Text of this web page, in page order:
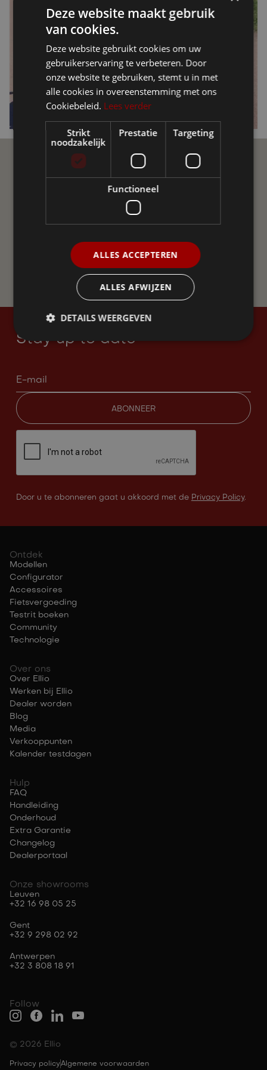
Ellio Community
Join de Ellio Community op sociale media! Een
onafhankelijke groepering van gebruikers van Ellio in
Vlaanderen en Nederland. We helpen elkaar met vraag
WORD LID
Stay up to date
Door u te abonneren gaat u akkoord met de Privacy Policy.
Follow
Ontdek
Modellen
Configurator
Accessoires
Fietsvergoeding
Testrit boeken
Community
Technologie
Over ons
Over Ellio
Werken bij Ellio
Dealer worden
Blog
Media
Verkooppunten
Kalender testdagen
Hulp
FAQ
Handleiding
Onderhoud
Extra Garantie
Changelog
Dealerportaal
Onze showrooms
Leuven
+32 16 98 05 25
Gent
+32 9 298 02 92
Antwerpen
+32 3 808 18 91
Privacy policyAlgemene voorwaarden
© 2026 Ellio
Deze website maakt gebruik
van cookies.
Deze website gebruikt cookies om uw
gebruikerservaring te verbeteren. Door
onze website te gebruiken, stemt u in met
alle cookies in overeenstemming met ons
Cookiebeleid. Lees verder
Strikt
noodzakelijk
Prestatie Targeting
Functioneel
ALLES ACCEPTEREN
ALLES AFWIJZEN
DETAILS WEERGEVEN